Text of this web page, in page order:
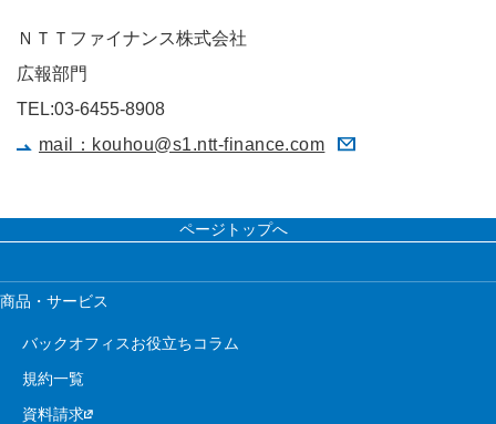
ＮＴＴファイナンス株式会社
広報部門
TEL:03-6455-8908
mail：kouhou@s1.ntt-finance.com
ページトップへ
商品・サービス
バックオフィスお役立ちコラム
規約一覧
資料請求